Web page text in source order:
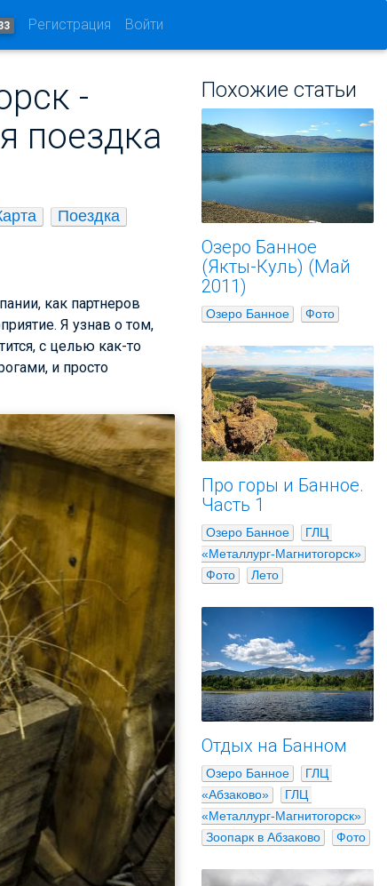
Регистрация Войти
-
поездка
Поездка
как партнеров
Я узнав о том,
с целью как-то
и просто
Похожие статьи
Озеро Банное
(Якты-Куль) (Май
2011)
Озеро Банное Фото
Про горы и Банное.
Часть 1
Озеро Банное
ГЛЦ
«Металлург-Магнитогорск»
Фото
Лето
Отдых на Банном
Озеро Банное
ГЛЦ
«Абзаково»
ГЛЦ
«Металлург-Магнитогорск»
Зоопарк в Абзаково
Фото